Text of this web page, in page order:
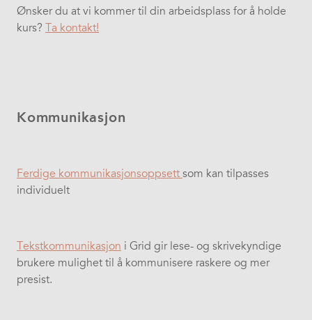
Ønsker du at vi kommer til din arbeidsplass for å holde
kurs? Ta kontakt!
Kommunikasjon
Ferdige kommunikasjonsoppsett som kan tilpasses
individuelt
Tekstkommunikasjon i Grid gir lese- og skrivekyndige
brukere mulighet til å kommunisere raskere og mer
presist.